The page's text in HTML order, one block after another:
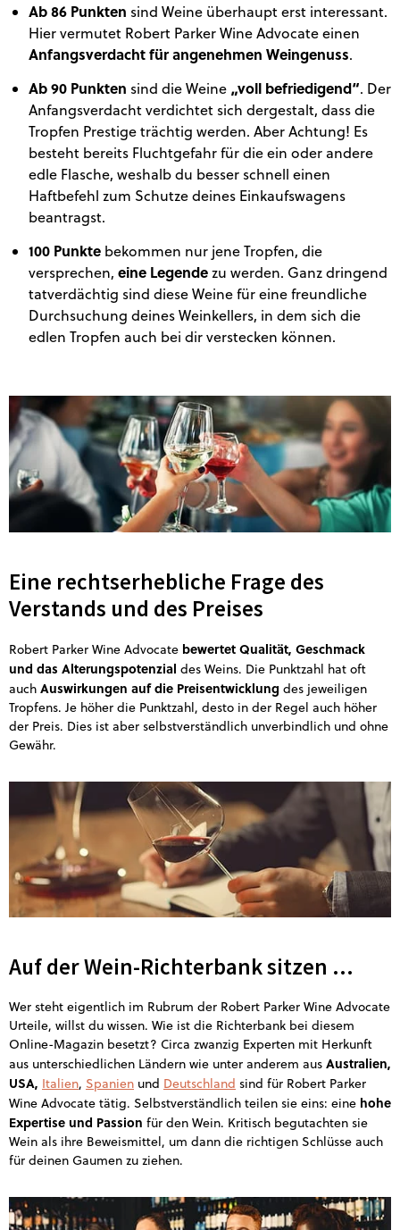
Ab 86 Punkten sind Weine überhaupt erst interessant.
Hier vermutet Robert Parker Wine Advocate einen
Anfangsverdacht für angenehmen Weingenuss.
Ab 90 Punkten sind die Weine „voll befriedigend“. Der
Anfangsverdacht verdichtet sich dergestalt, dass die
Tropfen Prestige trächtig werden. Aber Achtung! Es
besteht bereits Fluchtgefahr für die ein oder andere
edle Flasche, weshalb du besser schnell einen
Haftbefehl zum Schutze deines Einkaufswagens
beantragst.
100 Punkte bekommen nur jene Tropfen, die
versprechen, eine Legendezu werden. Ganz dringend
tatverdächtig sind diese Weine für eine freundliche
Durchsuchung deines Weinkellers, in dem sich die
edlen Tropfen auch bei dir verstecken können.
Eine rechtserhebliche Frage des
Verstands und des Preises
Robert Parker Wine Advocate bewertet Qualität, Geschmack
und das Alterungspotenzial des Weins. Die Punktzahl hat oft
auch Auswirkungen auf die Preisentwicklung des jeweiligen
Tropfens. Je höher die Punktzahl, desto in der Regel auch höher
der Preis. Dies ist aber selbstverständlich unverbindlich und ohne
Gewähr.
Auf der Wein-Richterbank sitzen ...
Wer steht eigentlich im Rubrum der Robert Parker Wine Advocate
Urteile, willst du wissen. Wie ist die Richterbank bei diesem
Online-Magazin besetzt? Circa zwanzig Experten mit Herkunft
aus unterschiedlichen Ländern wie unter anderem aus Australien,
USA, Italien, Spanien und Deutschland sind für Robert Parker
Wine Advocate tätig. Selbstverständlich teilen sie eins: eine hohe
Expertise und Passion für den Wein. Kritisch begutachten sie
Wein als ihre Beweismittel, um dann die richtigen Schlüsse auch
für deinen Gaumen zu ziehen.